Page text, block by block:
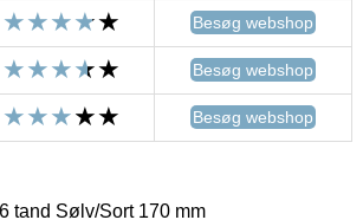
Besøg webshop
Besøg webshop
Besøg webshop
tand Sølv/Sort 170 mm